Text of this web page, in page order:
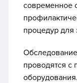
современное
процедур для
Обследование
проводятся
оборудования.